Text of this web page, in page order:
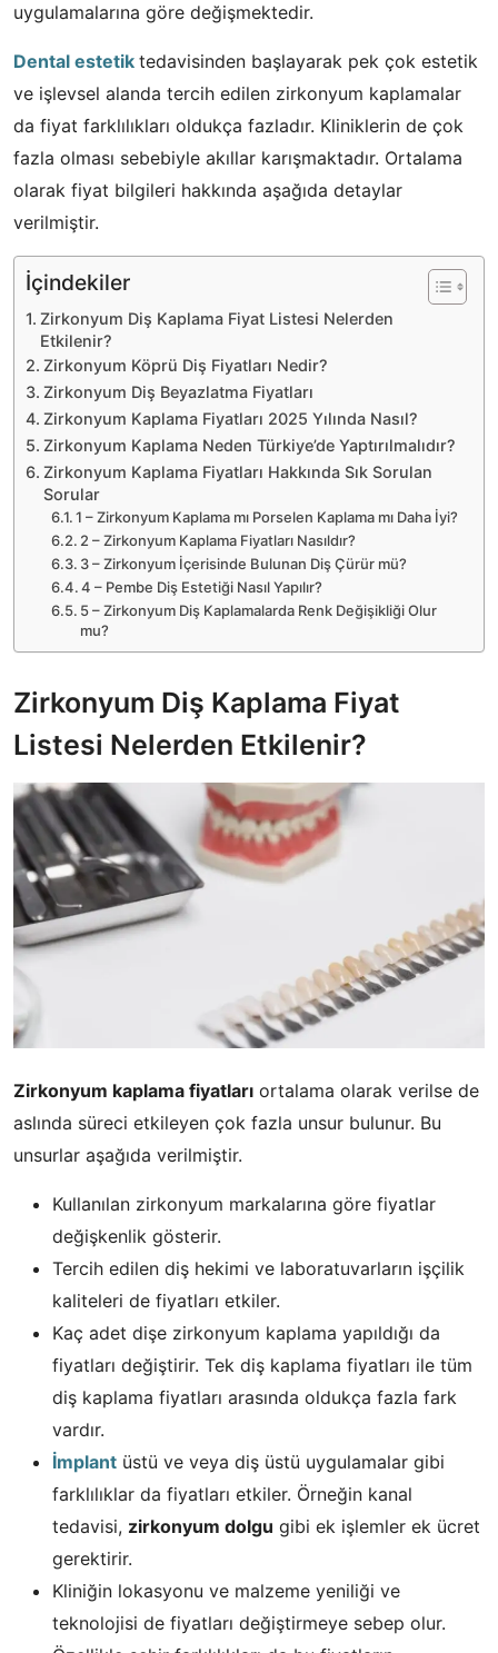
uygulamalarına göre değişmektedir.
Dental estetik tedavisinden başlayarak pek çok estetik
ve işlevsel alanda tercih edilen zirkonyum kaplamalar
da fiyat farklılıkları oldukça fazladır. Kliniklerin de çok
fazla olması sebebiyle akıllar karışmaktadır. Ortalama
olarak fiyat bilgileri hakkında aşağıda detaylar
verilmiştir.
İçindekiler
Zirkonyum Diş Kaplama Fiyat Listesi Nelerden
Etkilenir?
Zirkonyum Köprü Diş Fiyatları Nedir?
Zirkonyum Diş Beyazlatma Fiyatları
Zirkonyum Kaplama Fiyatları 2025 Yılında Nasıl?
Zirkonyum Kaplama Neden Türkiye’de Yaptırılmalıdır?
Zirkonyum Kaplama Fiyatları Hakkında Sık Sorulan
Sorular
1 – Zirkonyum Kaplama mı Porselen Kaplama mı Daha İyi?
2 – Zirkonyum Kaplama Fiyatları Nasıldır?
3 – Zirkonyum İçerisinde Bulunan Diş Çürür mü?
4 – Pembe Diş Estetiği Nasıl Yapılır?
5 – Zirkonyum Diş Kaplamalarda Renk Değişikliği Olur
mu?
Zirkonyum Diş Kaplama Fiyat
Listesi Nelerden Etkilenir?
Zirkonyum kaplama fiyatları ortalama olarak verilse de
aslında süreci etkileyen çok fazla unsur bulunur. Bu
unsurlar aşağıda verilmiştir.
Kullanılan zirkonyum markalarına göre fiyatlar
değişkenlik gösterir.
Tercih edilen diş hekimi ve laboratuvarların işçilik
kaliteleri de fiyatları etkiler.
Kaç adet dişe zirkonyum kaplama yapıldığı da
fiyatları değiştirir. Tek diş kaplama fiyatları ile tüm
diş kaplama fiyatları arasında oldukça fazla fark
vardır.
İmplant üstü ve veya diş üstü uygulamalar gibi
farklılıklar da fiyatları etkiler. Örneğin kanal
tedavisi, zirkonyum dolgu gibi ek işlemler ek ücret
gerektirir.
Kliniğin lokasyonu ve malzeme yeniliği ve
teknolojisi de fiyatları değiştirmeye sebep olur.